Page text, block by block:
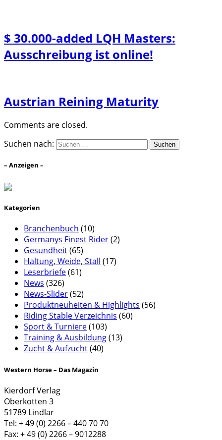
$ 30.000-added LQH Masters:
Ausschreibung ist online!
Austrian Reining Maturity
Comments are closed.
Suchen nach:
– Anzeigen –
Kategorien
Branchenbuch (10)
Germanys Finest Rider(2)
Gesundheit(65)
Haltung, Weide, Stall (17)
Leserbriefe(61)
News (326)
News-Slider(52)
Produktneuheiten & Highlights (56)
Riding Stable Verzeichnis (60)
Sport & Turniere(103)
Training & Ausbildung(13)
Zucht & Aufzucht(40)
Western Horse – Das Magazin
Kierdorf Verlag
Oberkotten 3
51789 Lindlar
Tel: + 49 (0) 2266 – 440 70 70
Fax: + 49 (0) 2266 – 9012288